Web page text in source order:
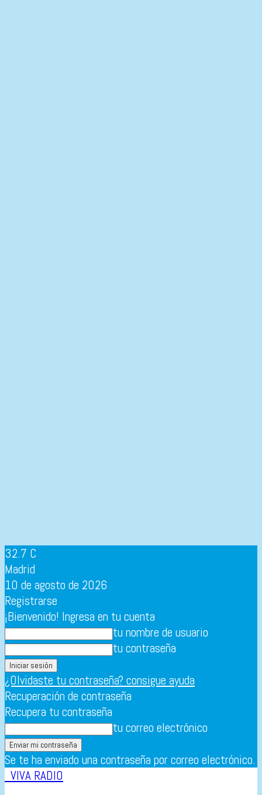
32.7 C
Madrid
10 de agosto de 2026
Registrarse
¡Bienvenido! Ingresa en tu cuenta
tu nombre de usuario
tu contraseña
¿Olvidaste tu contraseña? consigue ayuda
Recuperación de contraseña
Recupera tu contraseña
tu correo electrónico
Se te ha enviado una contraseña por correo electrónico.
VIVA RADIO